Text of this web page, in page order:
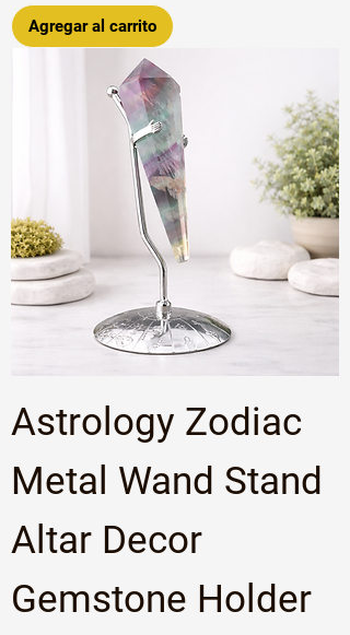
Agregar al carrito
Astrology Zodiac
Metal Wand Stand
Altar Decor
Gemstone Holder